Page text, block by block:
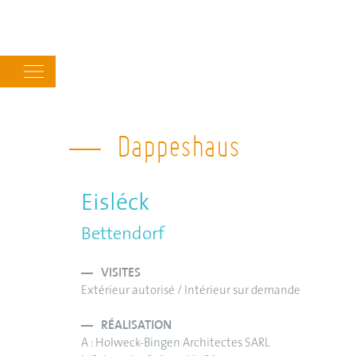
navigation
Dappeshaus
Eisléck
Bettendorf
VISITES
Extérieur autorisé / Intérieur sur demande
RÉALISATION
A : Holweck-Bingen Architectes SARL